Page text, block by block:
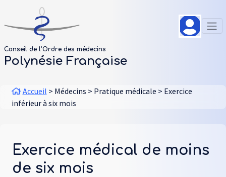
Aller au contenu principal
Conseil de l'Ordre des médecins
Polynésie Française
Fil d'Ariane
Accueil Médecins Pratique médicale
Exercice
inférieur à six mois
Exercice médical de moins
de six mois
Panneau de gestion des cookies